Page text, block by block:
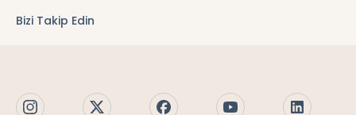
Bizi Takip Edin